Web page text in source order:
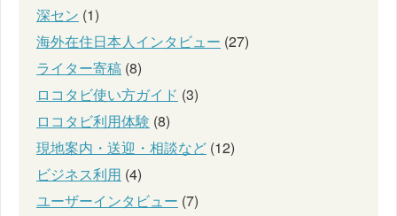
深セン (1)
海外在住日本人インタビュー (27)
ライター寄稿 (8)
ロコタビ使い方ガイド (3)
ロコタビ利用体験 (8)
現地案内・送迎・相談など (12)
ビジネス利用 (4)
ユーザーインタビュー (7)